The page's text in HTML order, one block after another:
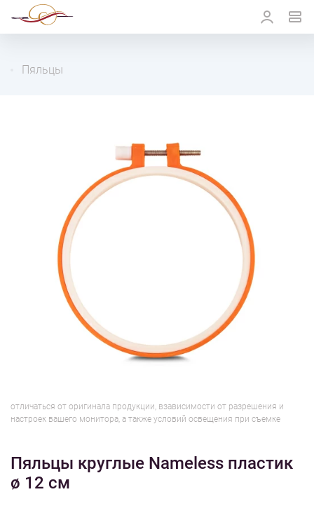
Пяльцы
отличаться от оригинала продукции, взависимости от разрешения и
настроек вашего монитора, а также условий освещения при съемке
Пяльцы круглые Nameless пластик
ø 12 см